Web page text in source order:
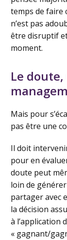
temps de faire
n’est pas
être disruptif
moment.
Le
Mais pour
pas être une
Il doit
pour en
doute peut
loin de
partager avec
la décision
à l’application
« gagnant/